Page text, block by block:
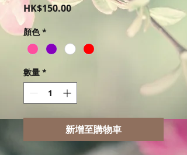
HK$150.00價
顏色 *
數量 *
新增至購物車